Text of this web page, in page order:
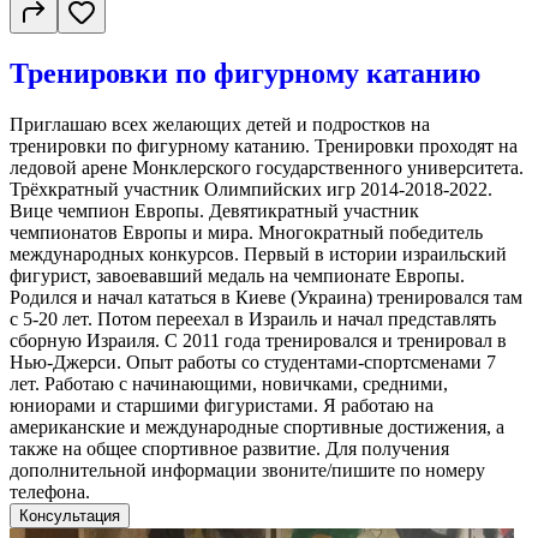
Тренировки по фигурному катанию
Приглашаю всех желающих детей и подростков на
тренировки по фигурному катанию. Тренировки проходят на
ледовой арене Монклерского государственного университета.
Трёхкратный участник Олимпийских игр 2014-2018-2022.
Вице чемпион Европы. Девятикратный участник
чемпионатов Европы и мира. Многократный победитель
международных конкурсов. Первый в истории израильский
фигурист, завоевавший медаль на чемпионате Европы.
Родился и начал кататься в Киеве (Украина) тренировался там
с 5-20 лет. Потом переехал в Израиль и начал представлять
сборную Израиля. С 2011 года тренировался и тренировал в
Нью-Джерси. Опыт работы со студентами-спортсменами 7
лет. Работаю с начинающими, новичками, средними,
юниорами и старшими фигуристами. Я работаю на
американские и международные спортивные достижения, а
также на общее спортивное развитие. Для получения
дополнительной информации звоните/пишите по номеру
телефона.
Консультация